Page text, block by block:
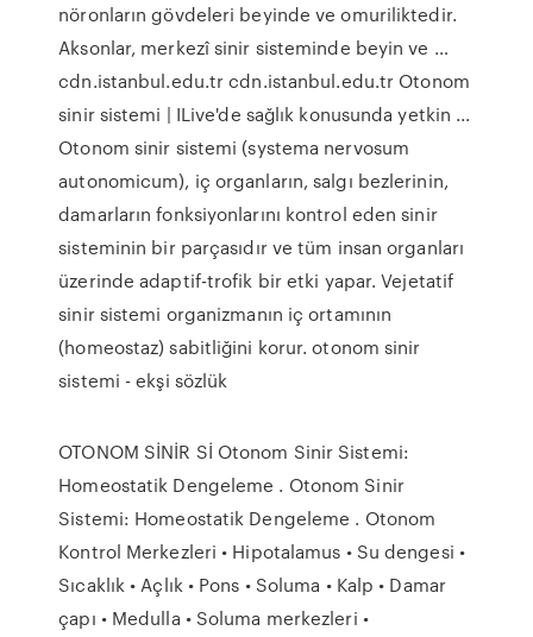
nöronların gövde­leri beyinde ve omuriliktedir.
Aksonlar, merkezî sinir sisteminde beyin ve …
cdn.istanbul.edu.tr cdn.istanbul.edu.tr Otonom
sinir sistemi | ILive'de sağlık konusunda yetkin ...
Otonom sinir sistemi (systema nervosum
autonomicum), iç organların, salgı bezlerinin,
damarların fonksiyonlarını kontrol eden sinir
sisteminin bir parçasıdır ve tüm insan organları
üzerinde adaptif-trofik bir etki yapar. Vejetatif
sinir sistemi organizmanın iç ortamının
(homeostaz) sabitliğini korur. otonom sinir
sistemi - ekşi sözlük
OTONOM SİNİR Sİ Otonom Sinir Sistemi:
Homeostatik Dengeleme . Otonom Sinir
Sistemi: Homeostatik Dengeleme . Otonom
Kontrol Merkezleri • Hipotalamus • Su dengesi •
Sıcaklık • Açlık • Pons • Soluma • Kalp • Damar
çapı • Medulla • Soluma merkezleri •